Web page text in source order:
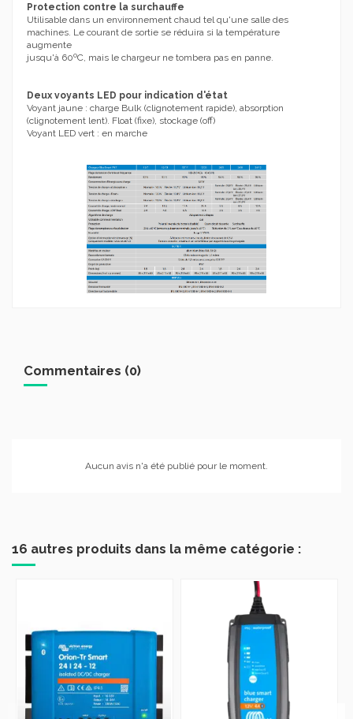
Protection contre la surchauffe
Utilisable dans un environnement chaud tel qu'une salle des
machines. Le courant de sortie se réduira si la température
augmente
jusqu'à 60ºC, mais le chargeur ne tombera pas en panne.
Deux voyants LED pour indication d'état
Voyant jaune : charge Bulk (clignotement rapide), absorption
(clignotement lent). Float (fixe), stockage (off)
Voyant LED vert : en marche
Commentaires (0)
Aucun avis n'a été publié pour le moment.
16 autres produits dans la même catégorie :